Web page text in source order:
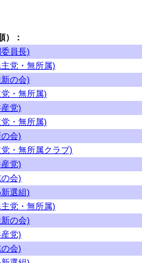
）：
委員長)
党・無所属)
の会)
・無所属)
党)
・無所属)
会)
・無所属クラブ)
党)
会)
選組)
党・無所属)
の会)
党)
会)